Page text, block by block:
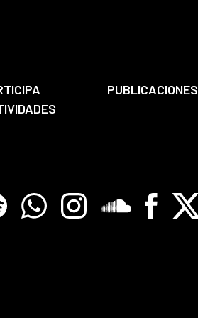
PUBLICACIONES
WhatsappInstagramSoundcloreFacebook
X